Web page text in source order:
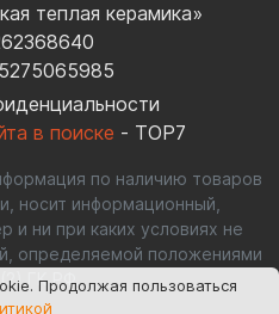
теплая керамика»
в поиске - TOP7
по наличию товаров
носит информационный,
и ни при каких условиях не
определяемой положениями
ГК РФ.
. Продолжая пользоваться